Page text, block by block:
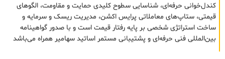
کندل‌خوانی حرفه‌ای، شناسایی سطوح کلیدی حمایت و مقاومت، الگوهای
قیمتی، ستاپ‌های معاملاتی پرایس اکشن، مدیریت ریسک و سرمایه و
ساخت استراتژی شخصی بر پایه رفتار قیمت است و با صدور گواهینامه
بین‌المللی فنی حرفه‌ای و پشتیبانی مستمر اساتید سهامیر همراه می‌باشد